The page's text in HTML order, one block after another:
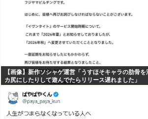
【画像】新作ソシャゲ運営「うすほそキャラの肋骨
カ尻にしたりして遊んでたらリリース遅れました」